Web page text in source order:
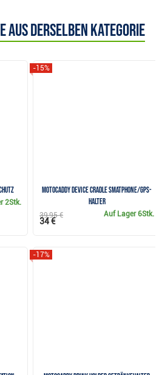
aus derselben Kategorie
2Stk.
Motocaddy Device Cradle Smatphone/GPS-
Halter
-15%
Auf Lager6Stk.
39,95 €
34 €
-17%